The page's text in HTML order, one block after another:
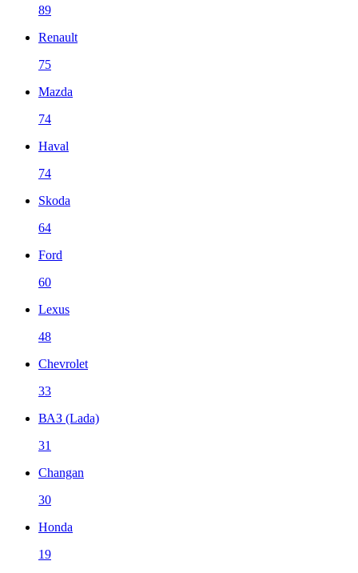
89
Renault
75
Mazda
74
Haval
74
Skoda
64
Ford
60
Lexus
48
Chevrolet
33
ВАЗ (Lada)
31
Changan
30
Honda
19